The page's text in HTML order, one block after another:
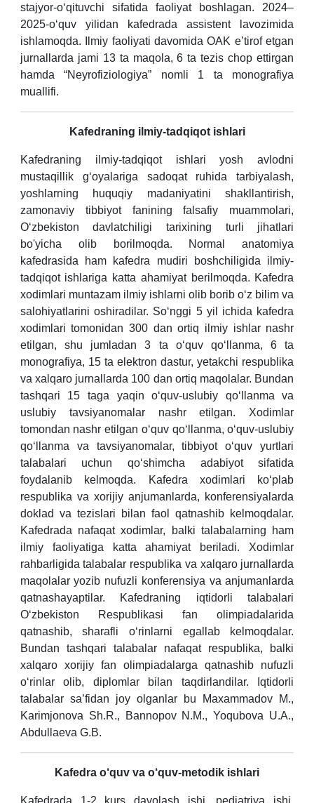
stajyor-o‘qituvchi sifatida faoliyat boshlagan. 2024–
2025-o‘quv yilidan kafedrada assistent lavozimida
ishlamoqda. Ilmiy faoliyati davomida OAK e’tirof etgan
jurnallarda jami 13 ta maqola, 6 ta tezis chop ettirgan
hamda “Neyrofiziologiya” nomli 1 ta monografiya
muallifi.
Kafedraning ilmiy-tadqiqot ishlari
Kafedraning ilmiy-tadqiqot ishlari yosh avlodni
mustaqillik g‘oyalariga sadoqat ruhida tarbiyalash,
yoshlarning huquqiy madaniyatini shakllantirish,
zamonaviy tibbiyot fanining falsafiy muammolari,
O‘zbekiston davlatchiligi tarixining turli jihatlari
bo'yicha olib borilmoqda. Normal anatomiya
kafedrasida ham kafedra mudiri boshchiligida ilmiy-
tadqiqot ishlariga katta ahamiyat berilmoqda. Kafedra
xodimlari muntazam ilmiy ishlarni olib borib o‘z bilim va
salohiyatlarini oshiradilar. So‘nggi 5 yil ichida kafedra
xodimlari tomonidan 300 dan ortiq ilmiy ishlar nashr
etilgan, shu jumladan 3 ta o‘quv qo‘llanma, 6 ta
monografiya, 15 ta elektron dastur, yetakchi respublika
va xalqaro jurnallarda 100 dan ortiq maqolalar. Bundan
tashqari 15 taga yaqin o‘quv-uslubiy qo‘llanma va
uslubiy tavsiyanomalar nashr etilgan. Xodimlar
tomondan nashr etilgan o‘quv qo‘llanma, o‘quv-uslubiy
qo‘llanma va tavsiyanomalar, tibbiyot o‘quv yurtlari
talabalari uchun qo‘shimcha adabiyot sifatida
foydalanib kelmoqda. Kafedra xodimlari ko‘plab
respublika va xorijiy anjumanlarda, konferensiyalarda
doklad va tezislari bilan faol qatnashib kelmoqdalar.
Kafedrada nafaqat xodimlar, balki talabalarning ham
ilmiy faoliyatiga katta ahamiyat beriladi. Xodimlar
rahbarligida talabalar respublika va xalqaro jurnallarda
maqolalar yozib nufuzli konferensiya va anjumanlarda
qatnashayaptilar. Kafedraning iqtidorli talabalari
O‘zbekiston Respublikasi fan olimpiadalarida
qatnashib, sharafli o‘rinlarni egallab kelmoqdalar.
Bundan tashqari talabalar nafaqat respublika, balki
xalqaro xorijiy fan olimpiadalarga qatnashib nufuzli
o‘rinlar olib, diplomlar bilan taqdirlandilar. Iqtidorli
talabalar sa’fidan joy olganlar bu Maxammadov M.,
Karimjonova Sh.R., Bannopov N.M., Yoqubova U.A.,
Abdullaeva G.B.
Kafedra o‘quv va o‘quv-metodik ishlari
Kafedrada 1-2 kurs davolash ishi, pediatriya ishi,